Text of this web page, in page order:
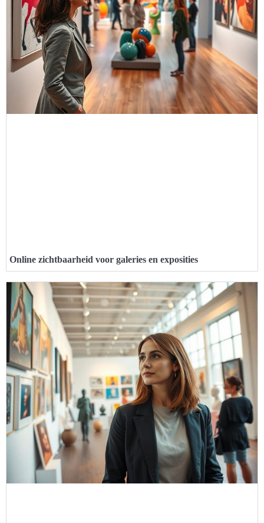
Online zichtbaarheid voor galeries en exposities